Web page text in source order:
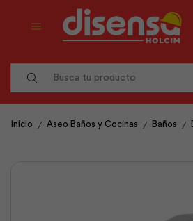
Inicio / Aseo Baños y Cocinas / Baños /